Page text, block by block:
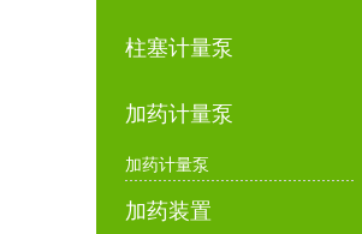
柱塞计量泵
加药计量泵
加药计量泵
加药装置